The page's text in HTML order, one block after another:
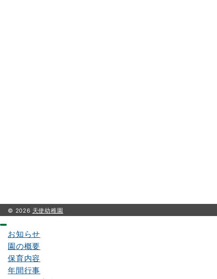
© 2026 天使幼稚園
お知らせ
園の概要
保育内容
年間行事